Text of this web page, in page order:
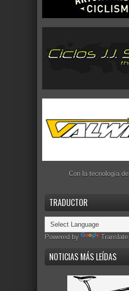
Con la tecnología de
TRADUCTOR
Powered by Translate
NOTICIAS MÁS LEÍDAS